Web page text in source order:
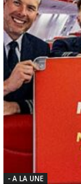
- A LA UNE